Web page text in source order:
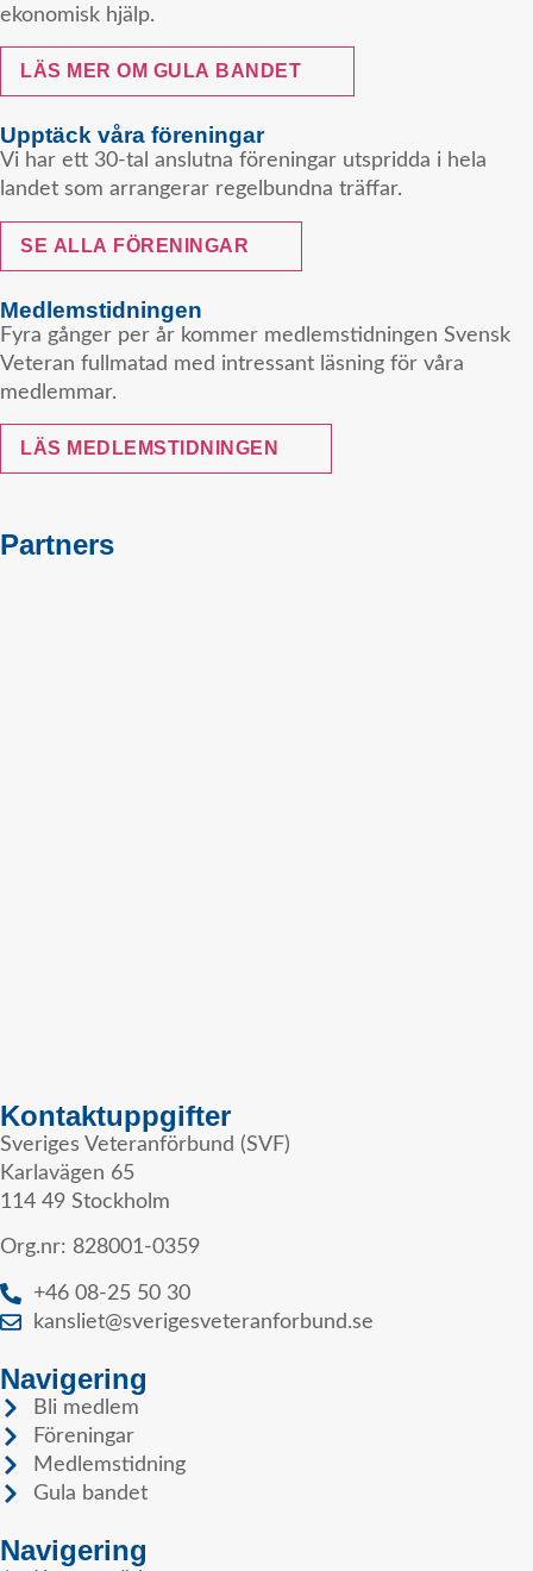
ekonomisk hjälp.
LÄS MER OM GULA BANDET
Upptäck våra föreningar
Vi har ett 30-tal anslutna föreningar utspridda i hela
landet som arrangerar regelbundna träffar.
SE ALLA FÖRENINGAR
Medlemstidningen
Fyra gånger per år kommer medlemstidningen Svensk
Veteran fullmatad med intressant läsning för våra
medlemmar.
LÄS MEDLEMSTIDNINGEN
Partners
Kontaktuppgifter
Sveriges Veteranförbund (SVF)
Karlavägen 65
114 49 Stockholm
Org.nr: 828001-0359
+46 08-25 50 30
kansliet@sverigesveteranforbund.se
Navigering
Bli medlem
Föreningar
Medlemstidning
Gula bandet
Navigering